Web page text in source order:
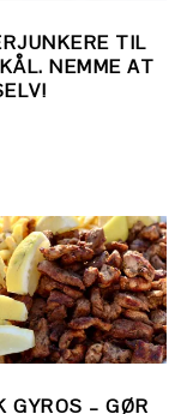
TIL
NEMME AT
GYROS – GØR